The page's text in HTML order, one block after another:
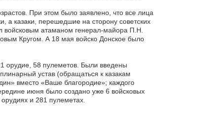
При этом было заявлено, что все лица
а казаки, перешедшие на сторону советских
войсковым атаманом генерал-майора П.Н.
Кругом. А 18 мая войско Донское было
орудие, 58 пулеметов. Были введены
устав (обращаться к казакам
вместо «Ваше благородие»; каждого
июня было создано уже 6 войсковых
и 281 пулеметах.